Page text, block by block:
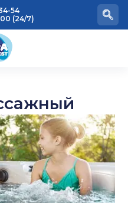
54
(24/7)
семьи